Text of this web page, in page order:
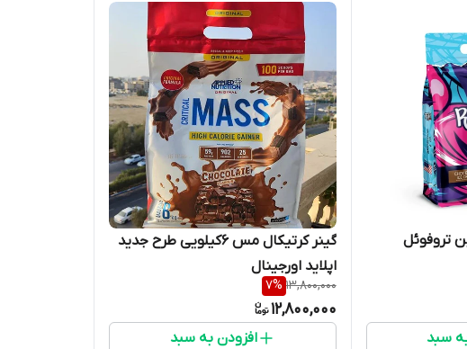
تروفوئل
سبد
گینر کرتیکال مس ۶کیلویی طرح جدید
اپلاید اورجینال
13,800,000
7%
12,800,000
افزودن به سبد